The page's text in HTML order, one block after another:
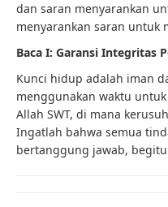
dan saran menyarankan
menyarankan saran untuk
Baca I: Garansi Integritas
Kunci hidup adalah iman
menggunakan waktu
Allah SWT, di mana
Ingatlah bahwa semua
bertanggung jawab,